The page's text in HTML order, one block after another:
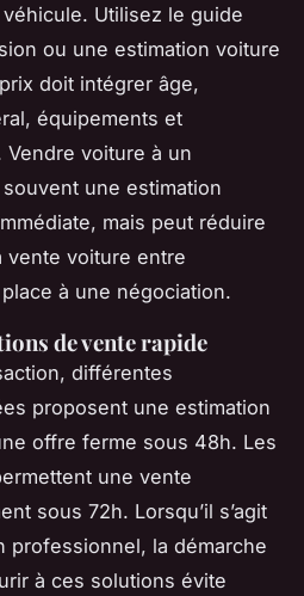
Utilisez le guide
ou une estimation voiture
doit intégrer âge,
équipements et
voiture à un
une estimation
mais peut réduire
vente voiture entre
à une négociation.
de vente rapide
différentes
proposent une estimation
offre ferme sous 48h. Les
une vente
sous 72h. Lorsqu’il s’agit
professionnel, la démarche
à ces solutions évite